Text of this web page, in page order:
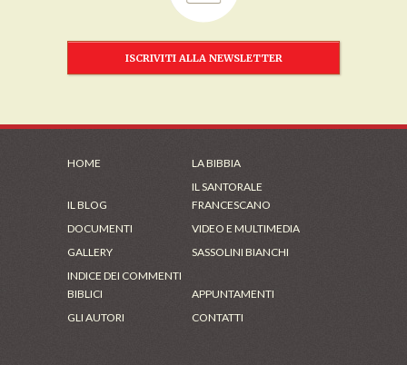
ISCRIVITI ALLA NEWSLETTER
HOME LA BIBBIA
IL BLOG
IL SANTORALE
FRANCESCANO
DOCUMENTI
VIDEO E MULTIMEDIA
GALLERY
SASSOLINI BIANCHI
INDICE DEI COMMENTI
BIBLICI
APPUNTAMENTI
GLI AUTORI
CONTATTI